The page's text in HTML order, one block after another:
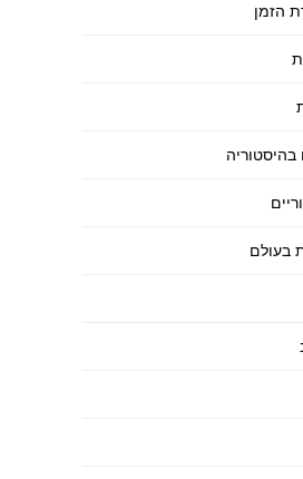
הזמן
בעולם